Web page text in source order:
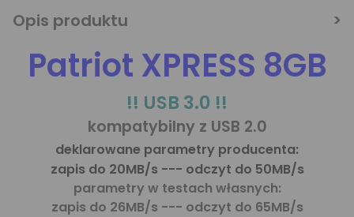
Opis produktu
Patriot XPRESS 8GB
!! USB 3.0 !!
kompatybilny z USB 2.0
deklarowane parametry producenta:
zapis do 20MB/s --- odczyt do 50MB/s
parametry w testach własnych:
zapis do 26MB/s --- odczyt do 65MB/s